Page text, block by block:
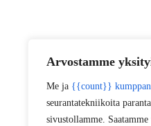
Arvostamme
Me ja {{count}}
seurantatekniikoita
sivustollamme.